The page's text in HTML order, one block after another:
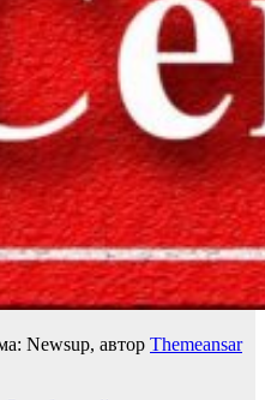
Newsup, автор Themeansar